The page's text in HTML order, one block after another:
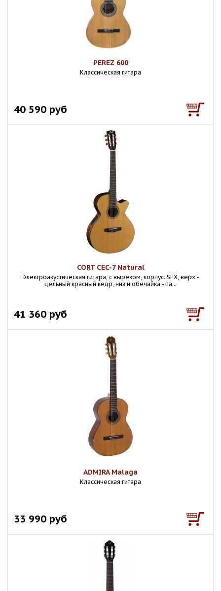
PEREZ 600
Классическая гитара
40 590 руб
CORT CEC-7 Natural
Электроакустическая гитара, с вырезом, корпус: SFX, верх -
цельный красный кедр, низ и обечайка - па...
41 360 руб
ADMIRA Malaga
Классическая гитара
33 990 руб